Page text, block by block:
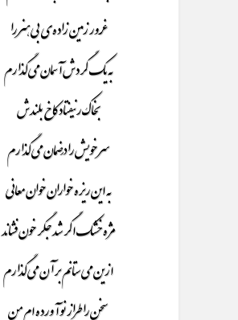
غرور زمین زاده ی بی هنر را
به یک گردش آسمان می گذارم
بخاک رنیفتاد کاخ بلندش
سر خویش را در ضمان می گذارم
به این ریزه خواران خوان معانی
مژه خشک اگر شد جگر خون فشاند
ازین می ستانم بر آن می گذارم
سخن را طراز نو آورده ام من